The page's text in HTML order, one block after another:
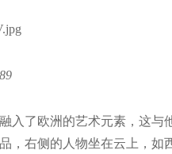
入了欧洲的艺术元素，这与
，右侧的人物坐在云上，如